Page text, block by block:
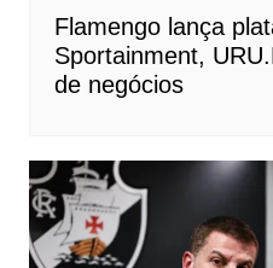
Flamengo lança
Sportainment,
de negócios